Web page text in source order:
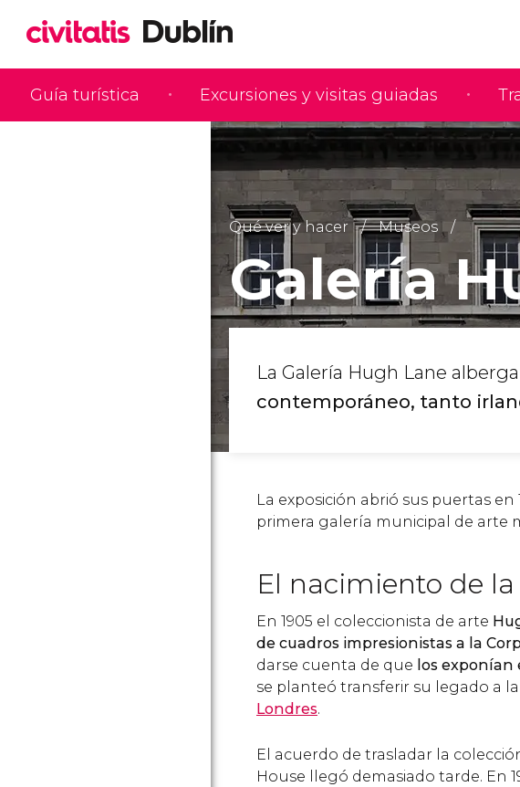
Guía turística Excursiones y visitas guiadas
Qué ver y hacer Museos
Galería
La Galería Hugh Lane alberga
contemporáneo, tanto
La exposición abrió sus puertas
primera galería municipal de arte
El nacimiento de
En 1905 el coleccionista de arte
de cuadros impresionistas a la
darse cuenta de que los
se planteó transferir su legado a la
Londres.
El acuerdo de trasladar la
House llegó demasiado tarde. En